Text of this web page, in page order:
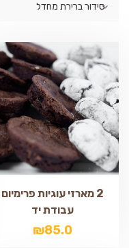
סידור ברירת מחדל
2 מארזי עוגיות פרימיום
עבודת יד
₪85.0